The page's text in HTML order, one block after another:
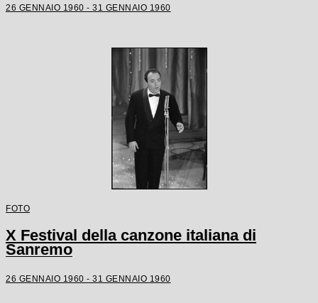
26 GENNAIO 1960 - 31 GENNAIO 1960
FOTO
X Festival della canzone italiana di
Sanremo
26 GENNAIO 1960 - 31 GENNAIO 1960